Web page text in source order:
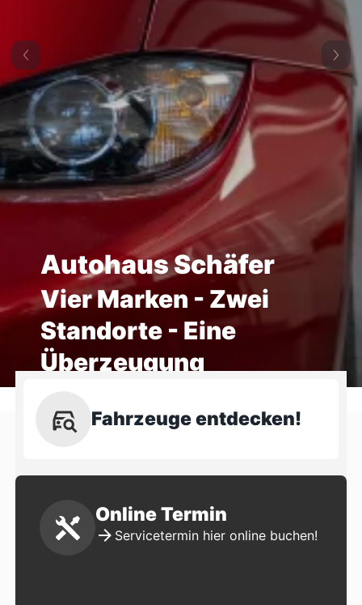
Autohaus Schäfer
Vier Marken - Zwei
Standorte - Eine
Überzeugung
Fahrzeuge entdecken!
Online Termin
Servicetermin hier online buchen!